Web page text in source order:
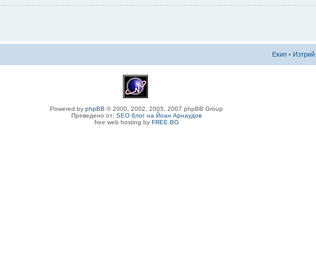
Екип • Изтрий
Powered by phpBB © 2000, 2002, 2005, 2007 phpBB Group
Преведено от: SEO блог на Йоан Арнаудов
free web hosting by FREE.BG